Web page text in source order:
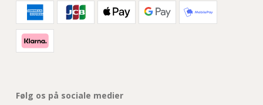
Følg os på sociale medier